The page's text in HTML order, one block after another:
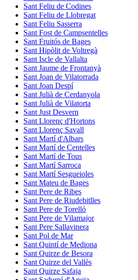
Sant Feliu de Codines
Sant Feliu de Llobregat
Sant Feliu Sasserra
Sant Fost de Campsentelles
Sant Fruitós de Bages
Sant Hipòlit de Voltregà
Sant Iscle de Vallalta
Sant Jaume de Frontanyà
Sant Joan de Vilatorrada
Sant Joan Despí
Sant Julià de Cerdanyola
Sant Julià de Vilatorta
Sant Just Desvern
Sant Llorenç d'Hortons
Sant Llorenç Savall
Sant Martí d'Albars
Sant Martí de Centelles
Sant Martí de Tous
Sant Martí Sarroca
Sant Martí Sesgueioles
Sant Mateu de Bages
Sant Pere de Ribes
Sant Pere de Riudebitlles
Sant Pere de Torelló
Sant Pere de Vilamajor
Sant Pere Sallavinera
Sant Pol de Mar
Sant Quintí de Mediona
Sant Quirze de Besora
Sant Quirze del Vallès
Sant Quirze Safaja